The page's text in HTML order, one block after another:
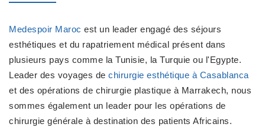
Medespoir Maroc est un leader engagé des séjours
esthétiques et du rapatriement médical présent dans
plusieurs pays comme la Tunisie, la Turquie ou l'Egypte.
Leader des voyages de chirurgie esthétique à Casablanca
et des opérations de chirurgie plastique à Marrakech, nous
sommes également un leader pour les opérations de
chirurgie générale à destination des patients Africains.